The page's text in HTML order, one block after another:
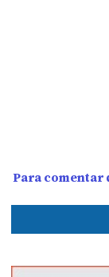
Para comentar